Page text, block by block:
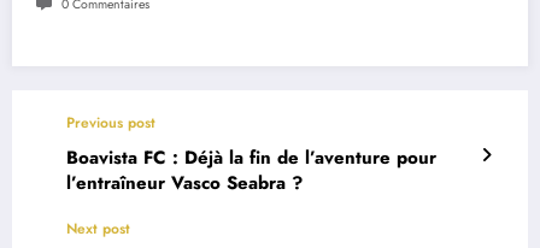
0 Commentaires
Previous post
Boavista FC : Déjà la fin de l’aventure pour
l’entraîneur Vasco Seabra ?
Next post